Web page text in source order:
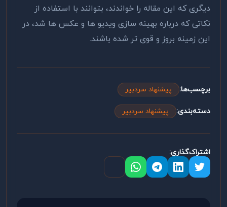
دیگری که این مقاله را خواندند، بتوانند با استفاده از
نکاتی که درباره بهینه سازی ویدیو ها و عکس ها شد، در
این زمینه بروز و قوی تر شده باشند.
برچسب‌ها: پیشنهاد سردبیر
دسته‌بندی: پیشنهاد سردبیر
اشتراک‌گذاری: